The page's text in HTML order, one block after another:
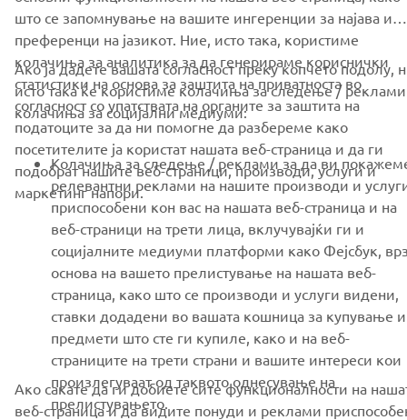
MORE YAMAHA
SUPPORT
NEWSLETTER
Be the first one to learn about latest deals, special events, new
releases and much more
SUBSCRIBE
Read our Privacy Policy to learn how we process your personal
Privacy policy
North Macedonia (Macedonian)
што се запомнување на вашите ингеренции за најава и
преференци на јазикот. Ние, исто така, користиме
колачиња за аналитика за да генерираме кориснички
статистики на основа за заштита на приватноста во
согласност со упатствата на органите за заштита на
податоците за да ни помогне да разбереме како
посетителите ја користат нашата веб-страница и да ги
подобрат нашите веб-страници, производи, услуги и
маркетинг напори.
Ако ја дадете вашата согласност преку копчето подолу,
исто така ќе користиме колачиња за следење /
колачиња за социјални медиуми:
Колачиња за следење / реклами за да ви
релевантни реклами на нашите производи и
приспособени кон вас на нашата веб-страница и на
веб-страници на трети лица, вклучувајќи ги и
социјалните медиуми платформи како Фејсбук,
основа на вашето прелистување на нашата веб-
страница, како што се производи и услуги видени,
ставки додадени во вашата кошница за купување и
предмети што сте ги купиле, како и на веб-
страниците на трети страни и вашите интереси кои
произлегуваат од таквото однесување на
прелистувањето.
Ако сакате да ги добиете сите функционалности на
веб-страница и да видите понуди и реклами